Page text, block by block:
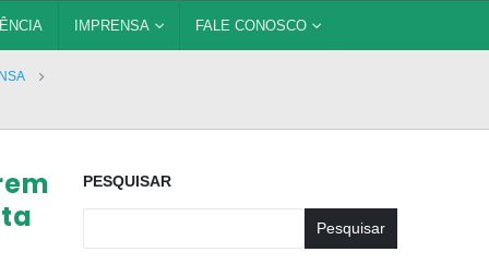
IMPRENSA FALE CONOSCO
PESQUISAR
Pesquisar